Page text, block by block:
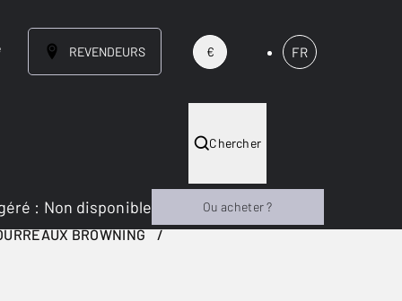
REVENDEURS € FR
Chercher
BROWNING
: Non disponible Ou acheter ?